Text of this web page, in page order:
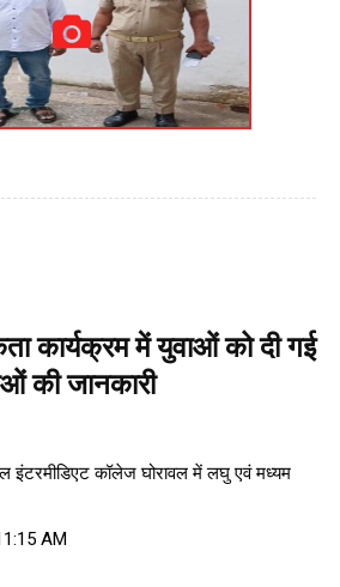
कार्यक्रम में युवाओं को दी गई
की जानकारी
इंटरमीडिएट कॉलेज घोरावल में लघु एवं मध्यम
AM